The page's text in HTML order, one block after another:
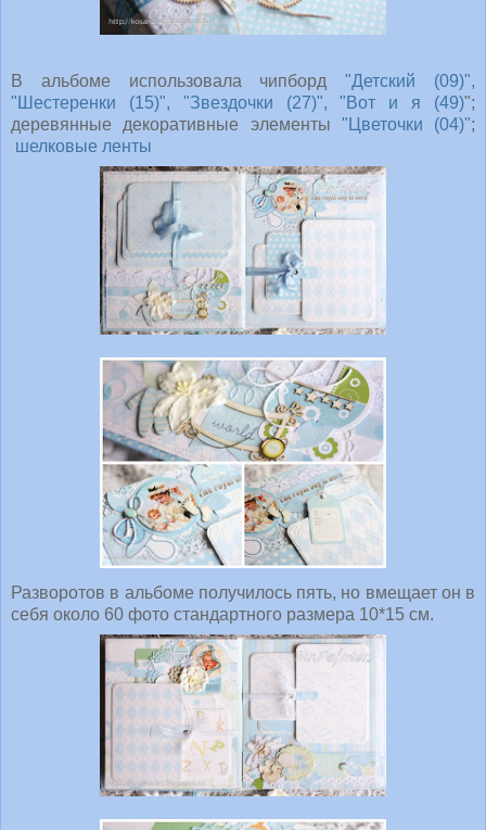
В альбоме использовала чипборд"Детский (09)",
"Шестеренки (15)", "Звездочки (27)", "Вот и я (49)";
деревянные декоративные элементы "Цветочки (04)";
шелковые ленты
Разворотов в альбоме получилось пять, но вмещает он в
себя около 60 фото стандартного размера 10*15 см.